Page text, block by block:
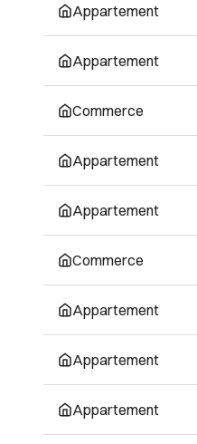
Appartement
Appartement
Commerce
Appartement
Appartement
Commerce
Appartement
Appartement
Appartement